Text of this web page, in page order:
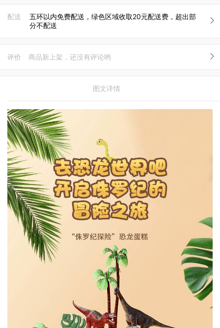
配送
五环以内免费配送，绿色区域收取20元配送费，超出部
分不配送
评价 商品新上架，还没有评论哟
图文详情